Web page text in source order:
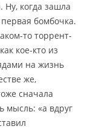
Ну, когда зашла
бомбочка.
то торрент-
кое-кто из
на жизнь
же,
сначала
мысль: «а вдруг